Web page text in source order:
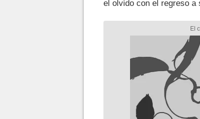
el olvido con el regreso a